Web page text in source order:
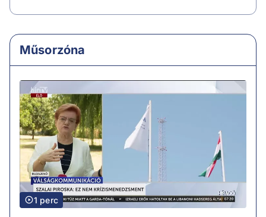
Műsorzóna
1 perc